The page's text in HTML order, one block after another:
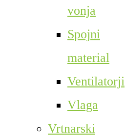
vonja
Spojni
material
Ventilatorji
Vlaga
Vrtnarski